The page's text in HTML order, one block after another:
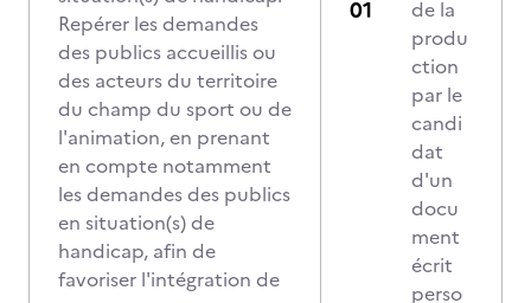
Repérer les demandes
des publics accueillis ou
des acteurs du territoire
du champ du sport ou de
l'animation, en prenant
en compte notamment
les demandes des publics
en situation(s) de
handicap, afin de
favoriser l'intégration de
de la
produ
ction
par le
candi
dat
d'un
docu
ment
écrit
perso